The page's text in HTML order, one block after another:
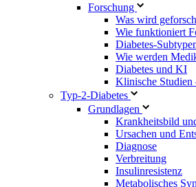
Forschung
Was wird
Wie funktioniert
Diabetes-
Wie werden
Diabetes und KI
Klinische Studien
Typ-2-Diabetes
Grundlagen
Krankheitsbild
Ursachen und
Diagnose
Verbreitung
Insulinresistenz
Metabolisches